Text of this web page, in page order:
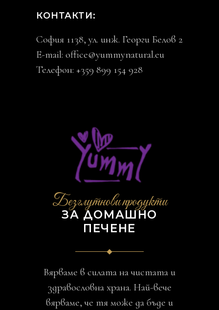
КОНТАКТИ:
София 1138, ул. инж. Георги Белов 2
E-mail: office@yummynatural.eu
Телефон: +359 899 154 928
Безглутнови продукти
ЗА ДОМАШНО
ПЕЧЕНЕ
Вярваме в силата на чистата и
здравословна храна. Най-вече
вярваме, че тя може да бъде и